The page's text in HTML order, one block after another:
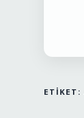
ETIKET: